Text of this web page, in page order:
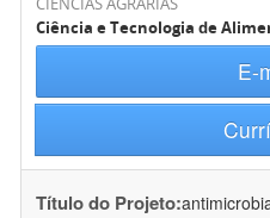
Ciência e Tecnologia de
E-
Título do Projeto: